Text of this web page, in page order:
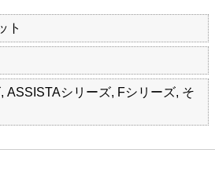
ト
ASSISTAシリーズ, Fシリーズ, そ